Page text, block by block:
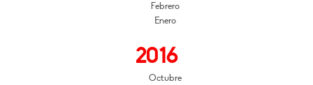
Febrero
Enero
2016
Octubre